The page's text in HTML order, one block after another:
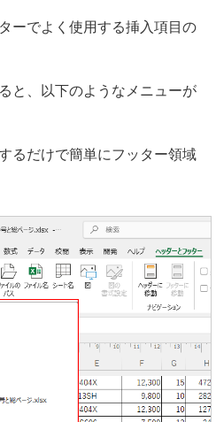
ーでよく使用する挿入項目の
と、以下のようなメニューが
るだけで簡単にフッター領域